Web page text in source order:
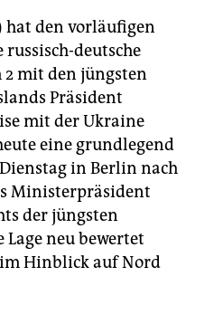
hat den vorläufigen
deutsche
2 mit den jüngsten
Präsident
mit der Ukraine
eine grundlegend
Dienstag in Berlin nach
Ministerpräsident
der jüngsten
neu bewertet
im Hinblick auf Nord